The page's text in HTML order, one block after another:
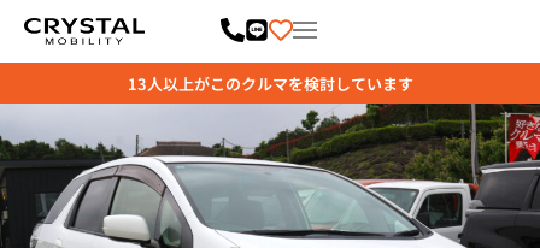
ッ
13人以上がこのクルマを検討しています